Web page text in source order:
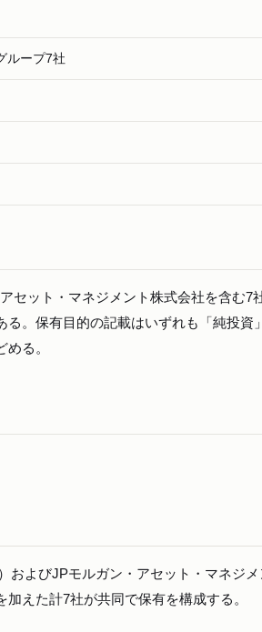
ループ7社
セット・マネジメント株式会社を含む7
。保有目的の記載はいずれも「純投資
る。
およびJPモルガン・アセット・マネジ
えた計7社が共同で保有を構成する。